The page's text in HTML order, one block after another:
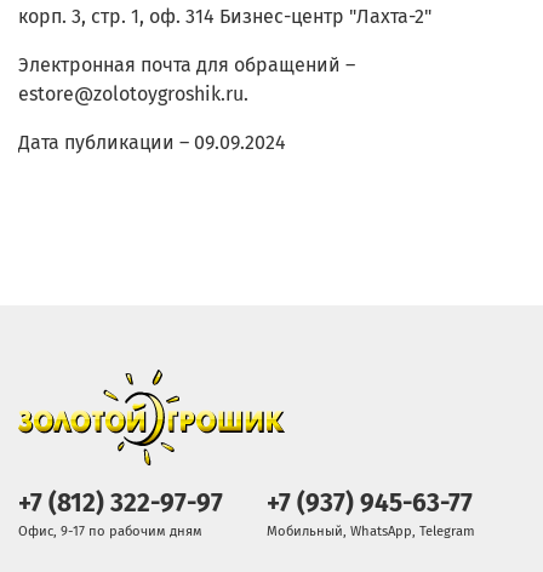
корп. 3, стр. 1, оф. 314 Бизнес-центр "Лахта-2"
Электронная почта для обращений –
estore@zolotoygroshik.ru.
Дата публикации – 09.09.2024
+7 (812) 322-97-97
Офис, 9-17 по рабочим дням
+7 (937) 945-63-77
Мобильный, WhatsApp, Telegram